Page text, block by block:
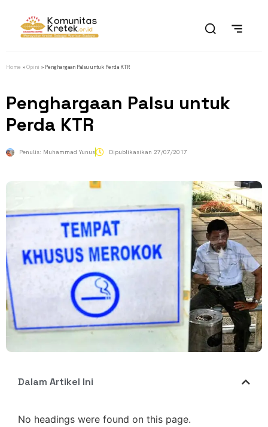
Home »Opini » Penghargaan Palsu untuk Perda KTR
Penghargaan Palsu untuk
Perda KTR
Penulis: Muhammad Yunus Dipublikasikan 27/07/2017
Dalam Artikel Ini
No headings were found on this page.